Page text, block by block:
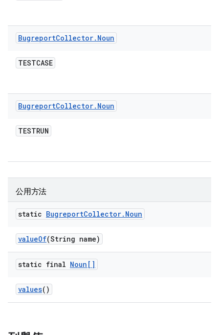
BugreportCollector. Noun
TESTCASE
BugreportCollector. Noun
TESTRUN
公用方法
static BugreportCollector. Noun
valueOf(String name)
static final Noun[]
values()